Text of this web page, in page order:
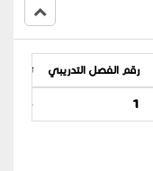
رقم الفصل التدريبي تاريخ
1
10-1445